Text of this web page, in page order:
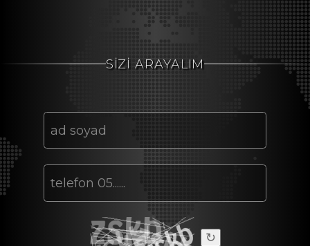
SİZİ ARAYALIM
↻